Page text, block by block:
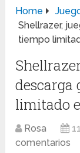
Home
Shellrazer,
tiempo
limitado
Rosa
comentarios